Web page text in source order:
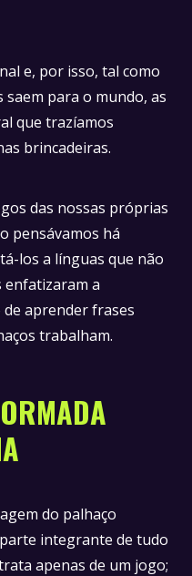
e, por isso, tal como
saem para o mundo, as
que trazíamos
brincadeiras.
das nossas próprias
pensávamos há
los a línguas que não
enfatizaram a
aprender frases
trabalham.
do palhaço
integrante de tudo
apenas de um jogo;